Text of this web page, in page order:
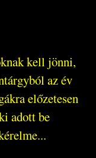
kell jönni,
az év
előzetesen
adott be